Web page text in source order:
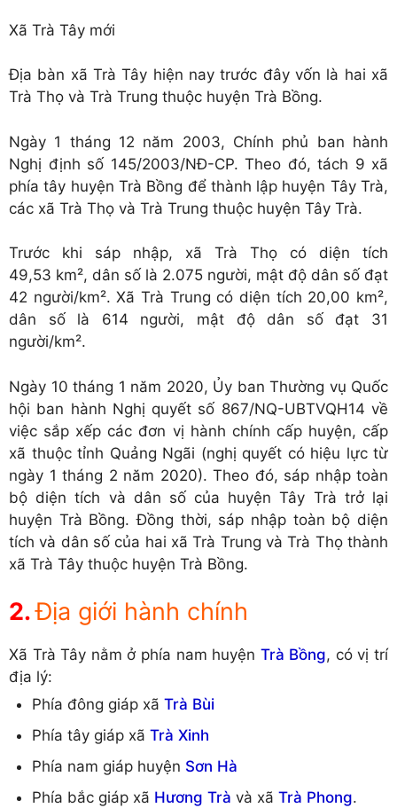
Xã Trà Tây mới
Địa bàn xã Trà Tây hiện nay trước đây vốn là hai xã
Trà Thọ và Trà Trung thuộc huyện Trà Bồng.
Ngày 1 tháng 12 năm 2003, Chính phủ ban hành
Nghị định số 145/2003/NĐ-CP. Theo đó, tách 9 xã
phía tây huyện Trà Bồng để thành lập huyện Tây Trà,
các xã Trà Thọ và Trà Trung thuộc huyện Tây Trà.
Trước khi sáp nhập, xã Trà Thọ có diện tích
49,53 km², dân số là 2.075 người, mật độ dân số đạt
42 người/km². Xã Trà Trung có diện tích 20,00 km²,
dân số là 614 người, mật độ dân số đạt 31
người/km².
Ngày 10 tháng 1 năm 2020, Ủy ban Thường vụ Quốc
hội ban hành Nghị quyết số 867/NQ-UBTVQH14 về
việc sắp xếp các đơn vị hành chính cấp huyện, cấp
xã thuộc tỉnh Quảng Ngãi (nghị quyết có hiệu lực từ
ngày 1 tháng 2 năm 2020). Theo đó, sáp nhập toàn
bộ diện tích và dân số của huyện Tây Trà trở lại
huyện Trà Bồng. Đồng thời, sáp nhập toàn bộ diện
tích và dân số của hai xã Trà Trung và Trà Thọ thành
xã Trà Tây thuộc huyện Trà Bồng.
Địa giới hành chính
Xã Trà Tây nằm ở phía nam huyện Trà Bồng, có vị trí
địa lý:
Phía đông giáp xã Trà Bùi
Phía tây giáp xã Trà Xinh
Phía nam giáp huyện Sơn Hà
Phía bắc giáp xã Hương Trà và xã Trà Phong.